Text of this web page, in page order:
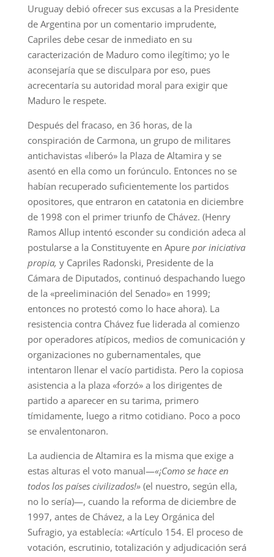
Uruguay debió ofrecer sus excusas a la Presidente
de Argentina por un comentario imprudente,
Capriles debe cesar de inmediato en su
caracterización de Maduro como ilegítimo; yo le
aconsejaría que se disculpara por eso, pues
acrecentaría su autoridad moral para exigir que
Maduro le respete.
Después del fracaso, en 36 horas, de la
conspiración de Carmona, un grupo de militares
antichavistas «liberó» la Plaza de Altamira y se
asentó en ella como un forúnculo. Entonces no se
habían recuperado suficientemente los partidos
opositores, que entraron en catatonia en diciembre
de 1998 con el primer triunfo de Chávez. (Henry
Ramos Allup intentó esconder su condición adeca al
postularse a la Constituyente en Apure por iniciativa
propia, y Capriles Radonski, Presidente de la
Cámara de Diputados, continuó despachando luego
de la «preeliminación del Senado» en 1999;
entonces no protestó como lo hace ahora). La
resistencia contra Chávez fue liderada al comienzo
por operadores atípicos, medios de comunicación y
organizaciones no gubernamentales, que
intentaron llenar el vacío partidista. Pero la copiosa
asistencia a la plaza «forzó» a los dirigentes de
partido a aparecer en su tarima, primero
tímidamente, luego a ritmo cotidiano. Poco a poco
se envalentonaron.
La audiencia de Altamira es la misma que exige a
estas alturas el voto manual—«¡Como se hace en
todos los países civilizados!» (el nuestro, según ella,
no lo sería)—, cuando la reforma de diciembre de
1997, antes de Chávez, a la Ley Orgánica del
Sufragio, ya establecía: «Artículo 154. El proceso de
votación, escrutinio, totalización y adjudicación será